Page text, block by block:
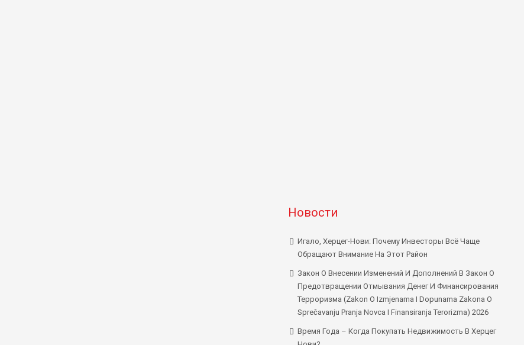
Новости
Игало, Херцег-Нови: Почему Инвесторы Всё Чаще
Обращают Внимание На Этот Район
Закон О Внесении Изменений И Дополнений В Закон О
Предотвращении Отмывания Денег И Финансирования
Терроризма (Zakon O Izmjenama I Dopunama Zakona O
Sprečavanju Pranja Novca I Finansiranja Terorizma) 2026
Время Года – Когда Покупать Недвижимость В Херцег